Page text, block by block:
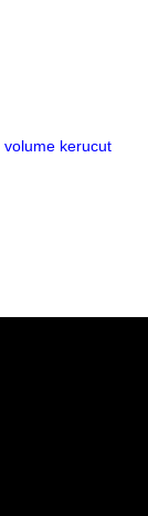
volume kerucut